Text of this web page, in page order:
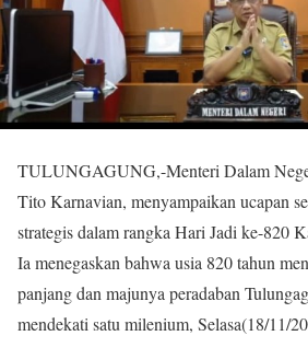
TULUNGAGUNG,-Menteri Dalam
Tito Karnavian, menyampaikan ucapan
strategis dalam rangka Hari Jadi ke-820
Ia menegaskan bahwa usia 820 tahun
panjang dan majunya peradaban
mendekati satu milenium, Selasa(18/11/